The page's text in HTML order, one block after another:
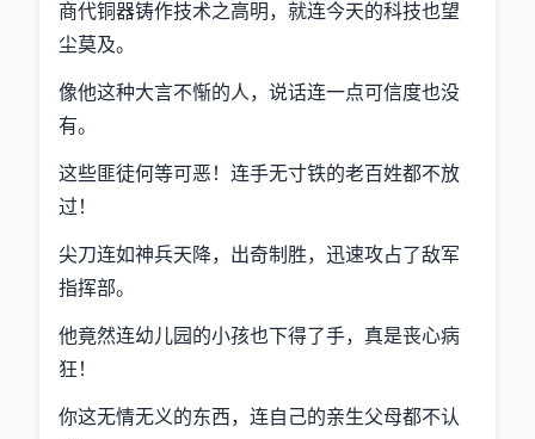
商代铜器铸作技术之高明，就连今天的科技也望
尘莫及。
像他这种大言不惭的人，说话连一点可信度也没
有。
这些匪徒何等可恶！连手无寸铁的老百姓都不放
过！
尖刀连如神兵天降，出奇制胜，迅速攻占了敌军
指挥部。
他竟然连幼儿园的小孩也下得了手，真是丧心病
狂！
你这无情无义的东西，连自己的亲生父母都不认